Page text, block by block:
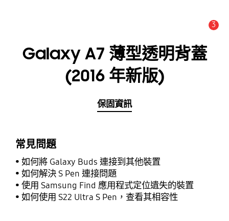
3
Galaxy A7 薄型透明背蓋
(2016 年新版)
保固資訊
常見問題
如何將 Galaxy Buds 連接到其他裝置
如何解決 S Pen 連接問題
使用 Samsung Find 應用程式定位遺失的裝置
如何使用 S22 Ultra S Pen，查看其相容性